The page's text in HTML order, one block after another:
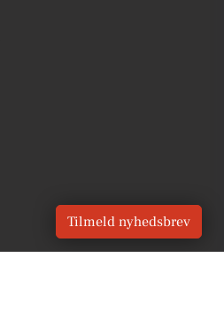
Tilmeld nyhedsbrev